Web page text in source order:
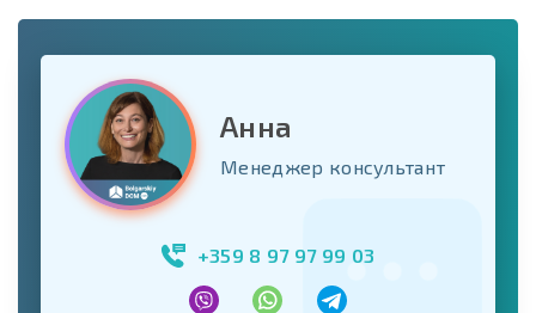
Анна
Менеджер консультант
+359 8 97 97 99 03